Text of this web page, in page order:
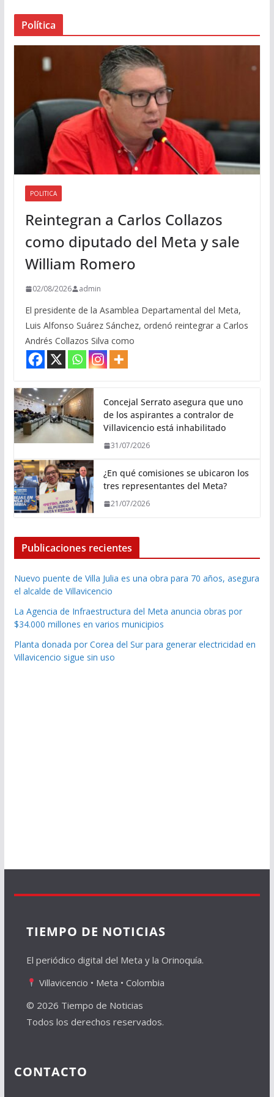
Política
POLITICA
Reintegran a Carlos Collazos
como diputado del Meta y sale
William Romero
02/08/2026 admin
El presidente de la Asamblea Departamental del Meta,
Luis Alfonso Suárez Sánchez, ordenó reintegrar a Carlos
Andrés Collazos Silva como
Concejal Serrato asegura que uno
de los aspirantes a contralor de
Villavicencio está inhabilitado
31/07/2026
¿En qué comisiones se ubicaron los
tres representantes del Meta?
21/07/2026
Publicaciones recientes
Nuevo puente de Villa Julia es una obra para 70 años, asegura
el alcalde de Villavicencio
La Agencia de Infraestructura del Meta anuncia obras por
$34.000 millones en varios municipios
Planta donada por Corea del Sur para generar electricidad en
Villavicencio sigue sin uso
TIEMPO DE NOTICIAS
El periódico digital del Meta y la Orinoquía.
Villavicencio • Meta • Colombia
© 2026 Tiempo de Noticias
Todos los derechos reservados.
CONTACTO